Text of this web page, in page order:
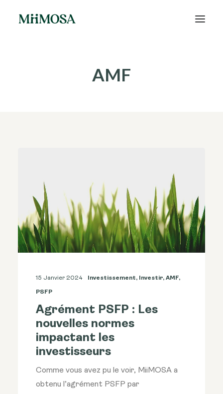
Recherche
AMF
15 Janvier 2024 Investissement, Investir, AMF,
PSFP
Agrément PSFP : Les
nouvelles normes
impactant les
investisseurs
Comme vous avez pu le voir, MiiMOSA a
obtenu l’agrément PSFP par